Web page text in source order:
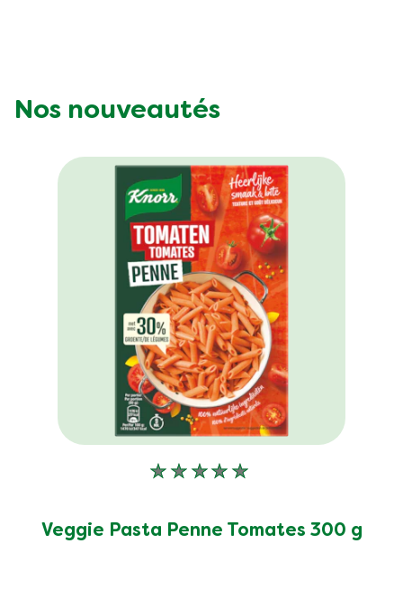
Nos nouveautés
Veggie Pasta Penne Tomates 300 g
Aucune
pour
ce